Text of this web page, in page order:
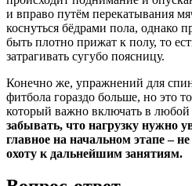
и вправо путём перекатывания
коснуться бёдрами пола, однако
быть плотно прижат к полу, то
затрагивать сугубо поясницу.
Конечно же, упражнений для
фитбола гораздо больше, но это
который важно включать в любой
забывать, что нагрузку нужно
главное на начальном этапе –
охоту к дальнейшим занятиям.